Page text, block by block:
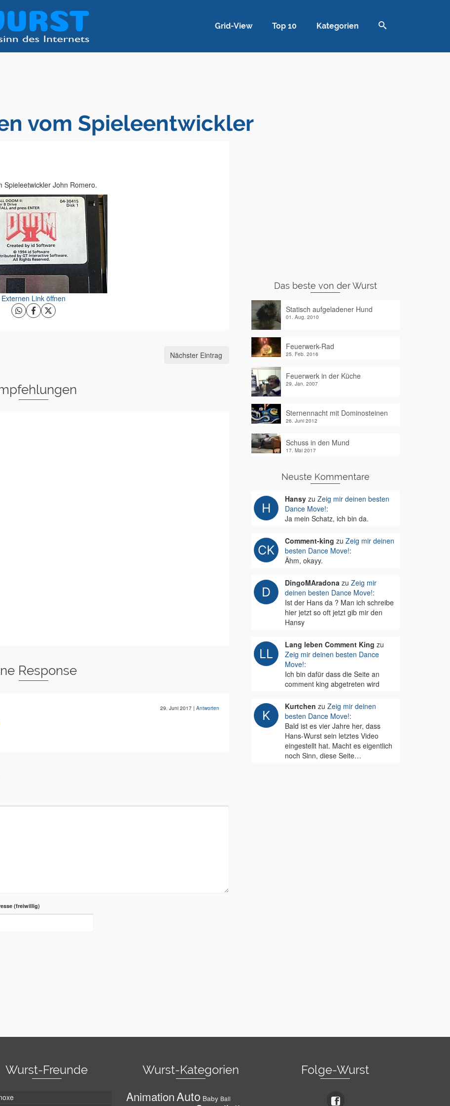
Grid-View Top 10 Kategorien
vom Spieleentwickler
Spieleetwickler John Romero.
Externen Link öffnen
Nächster Eintrag
Response
29. Juni 2017 | Antworten
Das beste von der Wurst
Statisch aufgeladener Hund
01. Aug. 2010
Feuerwerk-Rad
25. Feb. 2016
Feuerwerk in der Küche
29. Jan. 2007
Sternennacht mit Dominosteinen
26. Juni 2012
Schuss in den Mund
17. Mai 2017
Neuste Kommentare
Hansyzu Zeig mir deinen besten
Dance Move!:
Ja mein Schatz, ich bin da.
Comment-king zu Zeig mir deinen
besten Dance Move!:
Ähm, okayy.
DingoMAradonazu Zeig mir
deinen besten Dance Move!:
Ist der Hans da ? Man ich schreibe
hier jetzt so oft jetzt gib mir den
Hansy
Lang leben Comment King zu
Zeig mir deinen besten Dance
Move!:
Ich bin dafür dass die Seite an
comment king abgetreten wird
Kurtchen zu Zeig mir deinen
besten Dance Move!:
Bald ist es vier Jahre her, dass
Hans-Wurst sein letztes Video
eingestellt hat. Macht es eigentlich
noch Sinn, diese Seite…
Wurst-Freunde Wurst-Kategorien
AnimationAuto Baby Ball
Folge-Wurst